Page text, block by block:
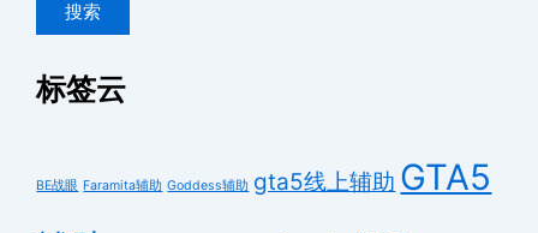
搜索
标签云
BE战眼 Faramita辅助 Goddess辅助 gta5线上辅助 GTA5